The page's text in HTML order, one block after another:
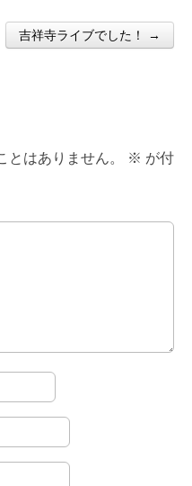
吉祥寺ライブでした！ →
はありません。 ※ が付